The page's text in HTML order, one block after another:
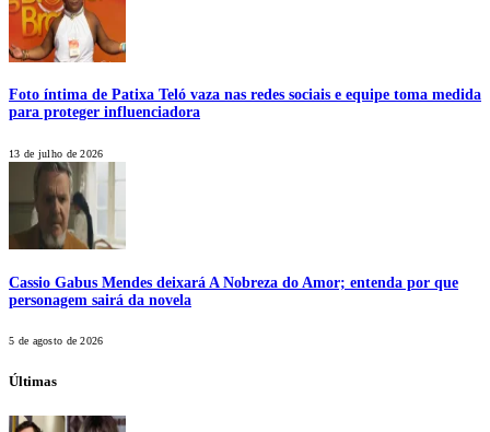
Foto íntima de Patixa Teló vaza nas redes sociais e equipe toma medida
para proteger influenciadora
13 de julho de 2026
Cassio Gabus Mendes deixará A Nobreza do Amor; entenda por que
personagem sairá da novela
5 de agosto de 2026
Últimas